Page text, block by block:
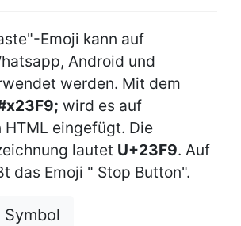
Emoji kann auf
Android und
werden. Mit dem
wird es auf
HTML eingefügt. Die
lautet U+23F9. Auf
das Emoji " Stop Button".
Symbol